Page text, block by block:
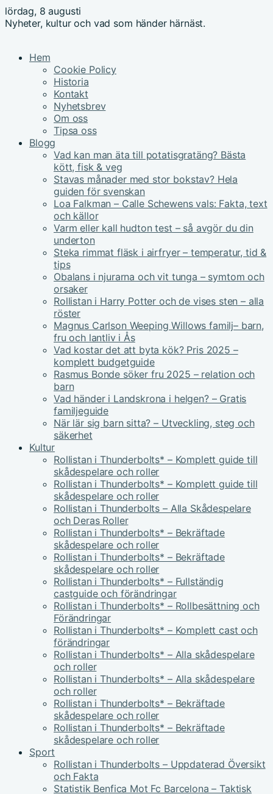
lördag, 8 augusti
Nyheter, kultur och vad som händer härnäst.
Hem
Cookie Policy
Historia
Kontakt
Nyhetsbrev
Om oss
Tipsa oss
Blogg
Vad kan man äta till potatisgratäng? Bästa
kött, fisk & veg
Stavas månader med stor bokstav? Hela
guiden för svenskan
Loa Falkman – Calle Schewens vals: Fakta, text
och källor
Varm eller kall hudton test – så avgör du din
underton
Steka rimmat fläsk i airfryer – temperatur, tid &
tips
Obalans i njurarna och vit tunga – symtom och
orsaker
Rollistan i Harry Potter och de vises sten – alla
röster
Magnus Carlson Weeping Willows familj– barn,
fru och lantliv i Ås
Vad kostar det att byta kök? Pris 2025 –
komplett budgetguide
Rasmus Bonde söker fru 2025 – relation och
barn
Vad händer i Landskrona i helgen? – Gratis
familjeguide
När lär sig barn sitta? – Utveckling, steg och
säkerhet
Kultur
Rollistan i Thunderbolts* – Komplett guide till
skådespelare och roller
Rollistan i Thunderbolts* – Komplett guide till
skådespelare och roller
Rollistan i Thunderbolts – Alla Skådespelare
och Deras Roller
Rollistan i Thunderbolts* – Bekräftade
skådespelare och roller
Rollistan i Thunderbolts* – Bekräftade
skådespelare och roller
Rollistan i Thunderbolts* – Fullständig
castguide och förändringar
Rollistan i Thunderbolts* – Rollbesättning och
Förändringar
Rollistan i Thunderbolts* – Komplett cast och
förändringar
Rollistan i Thunderbolts* – Alla skådespelare
och roller
Rollistan i Thunderbolts* – Alla skådespelare
och roller
Rollistan i Thunderbolts* – Bekräftade
skådespelare och roller
Rollistan i Thunderbolts* – Bekräftade
skådespelare och roller
Sport
Rollistan i Thunderbolts – Uppdaterad Översikt
och Fakta
Statistik Benfica Mot Fc Barcelona – Taktisk